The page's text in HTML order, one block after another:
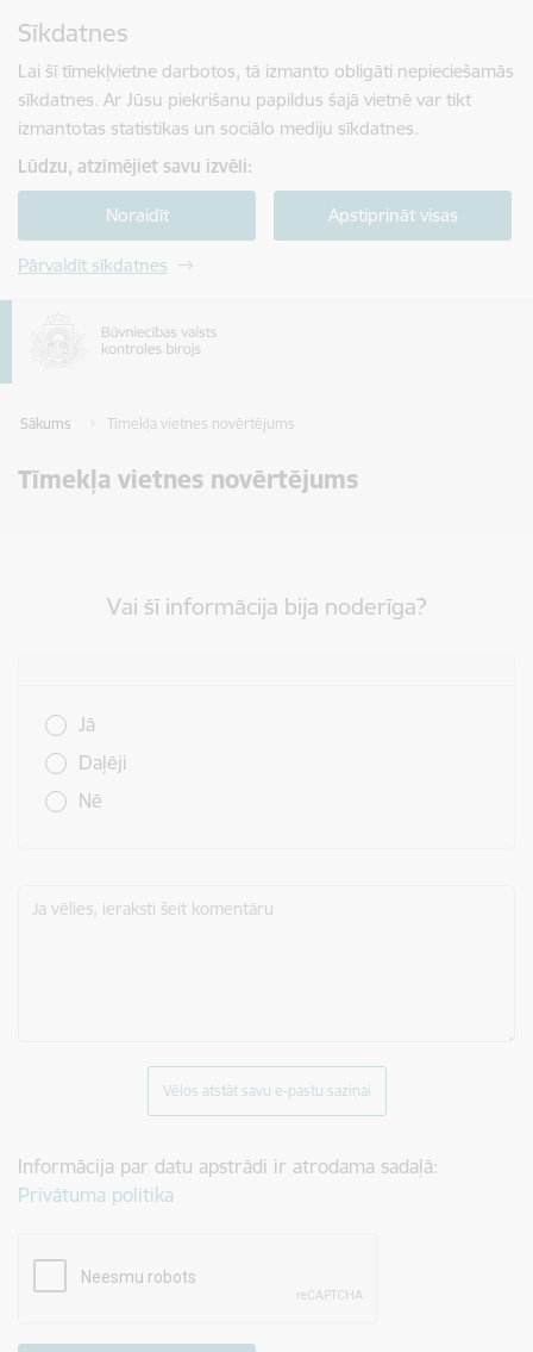
Sīkdatnes
Lai šī tīmekļvietne darbotos, tā izmanto obligāti nepieciešamās
sīkdatnes. Ar Jūsu piekrišanu papildus šajā vietnē var tikt
izmantotas statistikas un sociālo mediju sīkdatnes.
Lūdzu, atzīmējiet savu izvēli:
Noraidīt Apstiprināt visas
Pārvaldīt sīkdatnes
Sākums Tīmekļa vietnes novērtējums
Tīmekļa vietnes novērtējums
Vai šī informācija bija noderīga?
Jā
Daļēji
Nē
Ja vēlies, ieraksti šeit komentāru
Vēlos atstāt savu e-pastu saziņai
Informācija par datu apstrādi ir atrodama sadaļā:
Privātuma politika